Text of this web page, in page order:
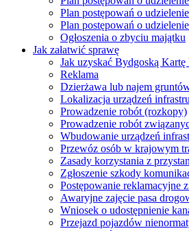
Plan postępowań o
Plan postępowań o
Ogłoszenia o zbyciu majątku
Jak załatwić sprawę
Jak uzyskać Bydgoską Kartę
Reklama
Dzierżawa lub najem
Lokalizacja urządzeń
Prowadzenie robót (rozkopy)
Prowadzenie robót
Wbudowanie urządzeń
Przewóz osób w krajowym
Zasady korzystania z
Zgłoszenie szkody
Postępowanie reklamacyjne
Awaryjne zajęcie pasa
Wniosek o udostępnienie
Przejazd pojazdów